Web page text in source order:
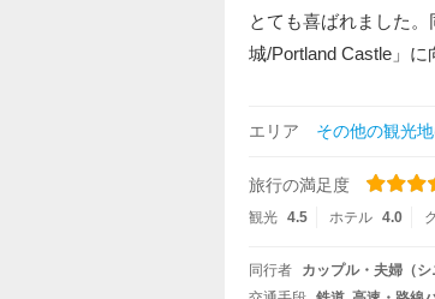
とても喜ばれました
城/Portland Castle」に
エリア その他の観光
旅行の満足度
観光 4.5 ホテル 4.0
同行者 カップル・夫婦（シ